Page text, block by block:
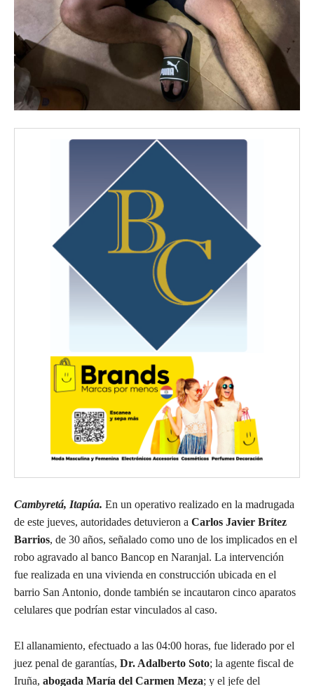
Cambyretá, Itapúa. En un operativo realizado en la madrugada
de este jueves, autoridades detuvieron a Carlos Javier Brítez
Barrios, de 30 años, señalado como uno de los implicados en el
robo agravado al banco Bancop en Naranjal. La intervención
fue realizada en una vivienda en construcción ubicada en el
barrio San Antonio, donde también se incautaron cinco aparatos
celulares que podrían estar vinculados al caso.
El allanamiento, efectuado a las 04:00 horas, fue liderado por el
juez penal de garantías, Dr. Adalberto Soto; la agente fiscal de
Iruña, abogada María del Carmen Meza; y el jefe del